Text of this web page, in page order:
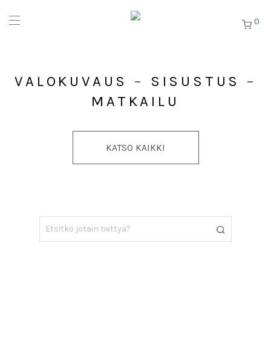
0
VALOKUVAUS – SISUSTUS
–
MATKAILU
KATSO KAIKKI